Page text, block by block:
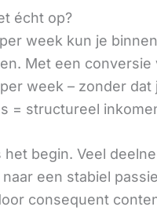
écht op?
week kun je
Met een conversie
week – zonder
= structureel
het begin. Veel
een stabiel
consequent